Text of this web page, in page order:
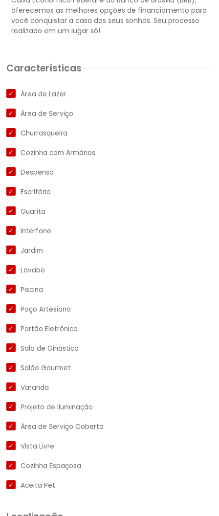
oferecemos as melhores opções de financiamento para
você conquistar a casa dos seus sonhos. Seu processo
Características
Área de Lazer
Área de Serviço
Churrasqueira
Cozinha com Armários
Despensa
Escritório
Guarita
Interfone
Jardim
Lavabo
Piscina
Poço Artesiano
Portão Eletrônico
Sala de Ginástica
Salão Gourmet
Varanda
Projeto de Iluminação
Área de Serviço Coberta
Vista Livre
Cozinha Espaçosa
Aceita Pet